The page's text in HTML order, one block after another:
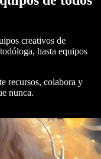
creativos de
hasta equipos
recursos, colabora y
nunca.